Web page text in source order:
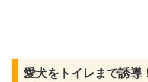
愛犬をトイレまで誘導